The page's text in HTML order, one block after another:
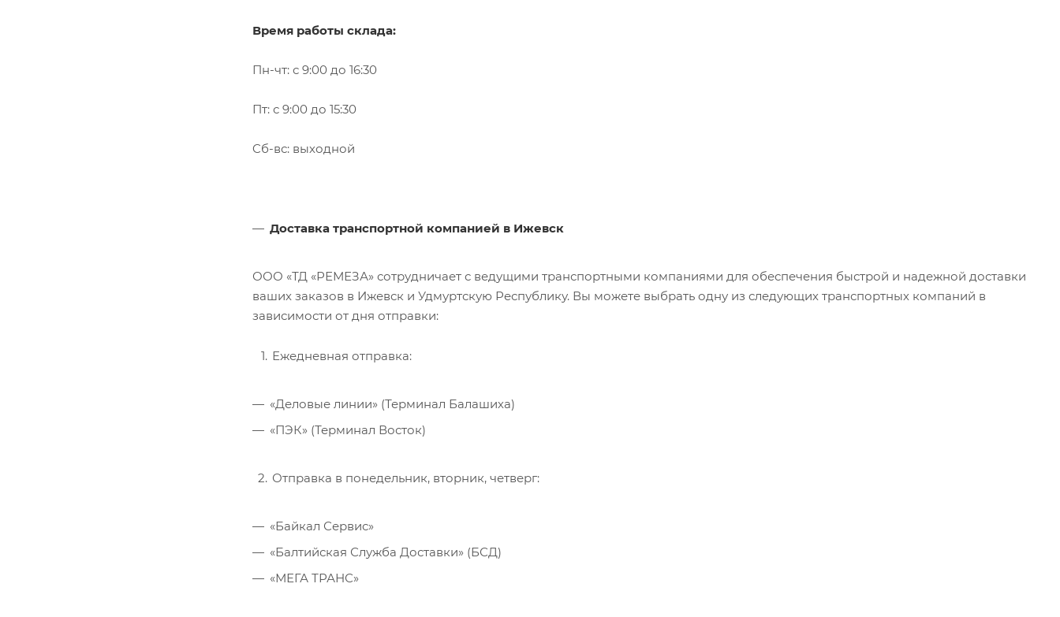
Время работы склада:
Пн-чт: с 9:00 до 16:30
Пт: с 9:00 до 15:30
Cб-вс: выходной
Доставка транспортной компанией в Ижевск
ООО «ТД «РЕМЕЗА» сотрудничает с ведущими транспортными компаниями для обеспечения быстрой и надежной доставки
ваших заказов в Ижевск и Удмуртскую Республику. Вы можете выбрать одну из следующих транспортных компаний в
зависимости от дня отправки:
Ежедневная отправка:
«Деловые линии» (Терминал Балашиха)
«ПЭК» (Терминал Восток)
Отправка в понедельник, вторник, четверг:
«Байкал Сервис»
«Балтийская Служба Доставки» (БСД)
«МЕГА ТРАНС»